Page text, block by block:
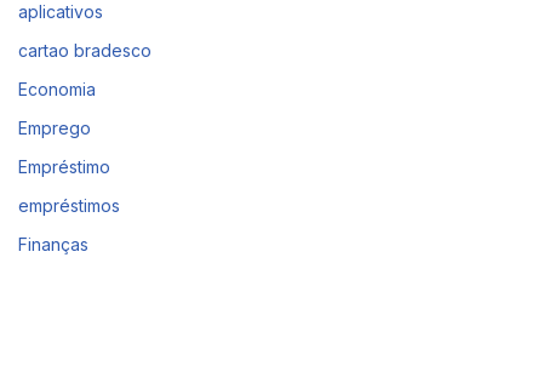
aplicativos
cartao bradesco
Economia
Emprego
Empréstimo
empréstimos
Finanças